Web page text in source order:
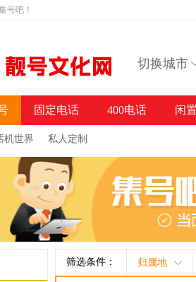
号吧！
切换城市
机世界 私人定制
固定电话 400电话 闲
筛选条件： 归属地